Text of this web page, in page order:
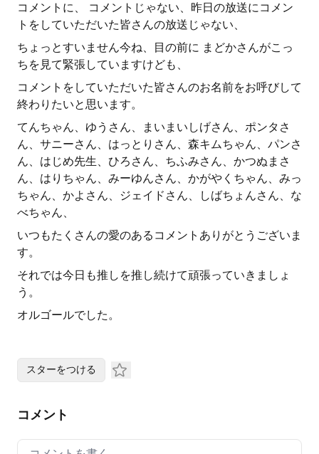
コメントに、 コメントじゃない、昨日の放送にコメン
トをしていただいた皆さんの放送じゃない、
ちょっとすいません今ね、目の前に まどかさんがこっ
ちを見て緊張していますけども、
コメントをしていただいた皆さんのお名前をお呼びして
終わりたいと思います。
てんちゃん、ゆうさん、まいまいしげさん、ポンタさ
ん、サニーさん、はっとりさん、森キムちゃん、パンさ
ん、はじめ先生、ひろさん、ちふみさん、かつぬまさ
ん、はりちゃん、みーゆんさん、かがやくちゃん、みっ
ちゃん、かよさん、ジェイドさん、しばちょんさん、な
べちゃん、
いつもたくさんの愛のあるコメントありがとうございま
す。
それでは今日も推しを推し続けて頑張っていきましょ
う。
オルゴールでした。
スターをつける
コメント